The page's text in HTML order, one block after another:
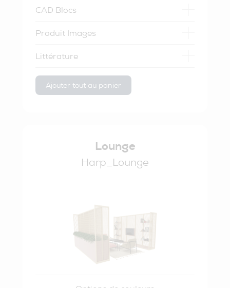
CAD Blocs
Produit Images
Littérature
Ajouter tout au panier
Lounge
Harp_Lounge